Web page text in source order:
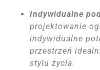
Indywidualne
projektowanie
indywidualne
przestrzeń
stylu życia.